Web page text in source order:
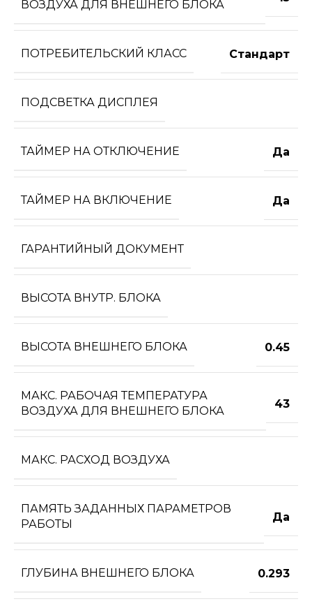
ВОЗДУХА ДЛЯ ВНЕШНЕГО БЛОКА
ПОТРЕБИТЕЛЬСКИЙ КЛАСС Стандарт
ПОДСВЕТКА ДИСПЛЕЯ
ТАЙМЕР НА ОТКЛЮЧЕНИЕ Да
ТАЙМЕР НА ВКЛЮЧЕНИЕ Да
ГАРАНТИЙНЫЙ ДОКУМЕНТ
ВЫСОТА ВНУТР. БЛОКА
ВЫСОТА ВНЕШНЕГО БЛОКА 0.45
МАКС. РАБОЧАЯ ТЕМПЕРАТУРА
ВОЗДУХА ДЛЯ ВНЕШНЕГО БЛОКА
43
МАКС. РАСХОД ВОЗДУХА
ПАМЯТЬ ЗАДАННЫХ ПАРАМЕТРОВ
РАБОТЫ
Да
ГЛУБИНА ВНЕШНЕГО БЛОКА 0.293